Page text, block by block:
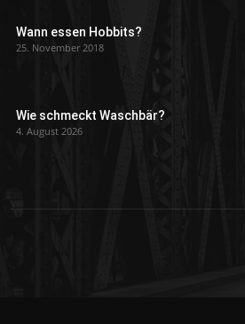
Wann essen Hobbits?
25. November 2018
Wie schmeckt Waschbär?
4. August 2026